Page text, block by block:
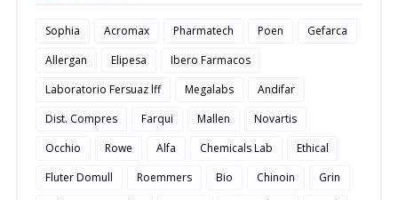
Sophia Acromax Pharmatech Poen
Gefarca
Allergan
Elipesa
Ibero Farmacos
Laboratorio Fersuaz lff
Megalabs
Andifar
Dist. Compres
Farqui Mallen
Novartis
Occhio
Rowe Alfa Chemicals Lab
Ethical
Fluter Domull
Roemmers Bio Chinoin
Grin